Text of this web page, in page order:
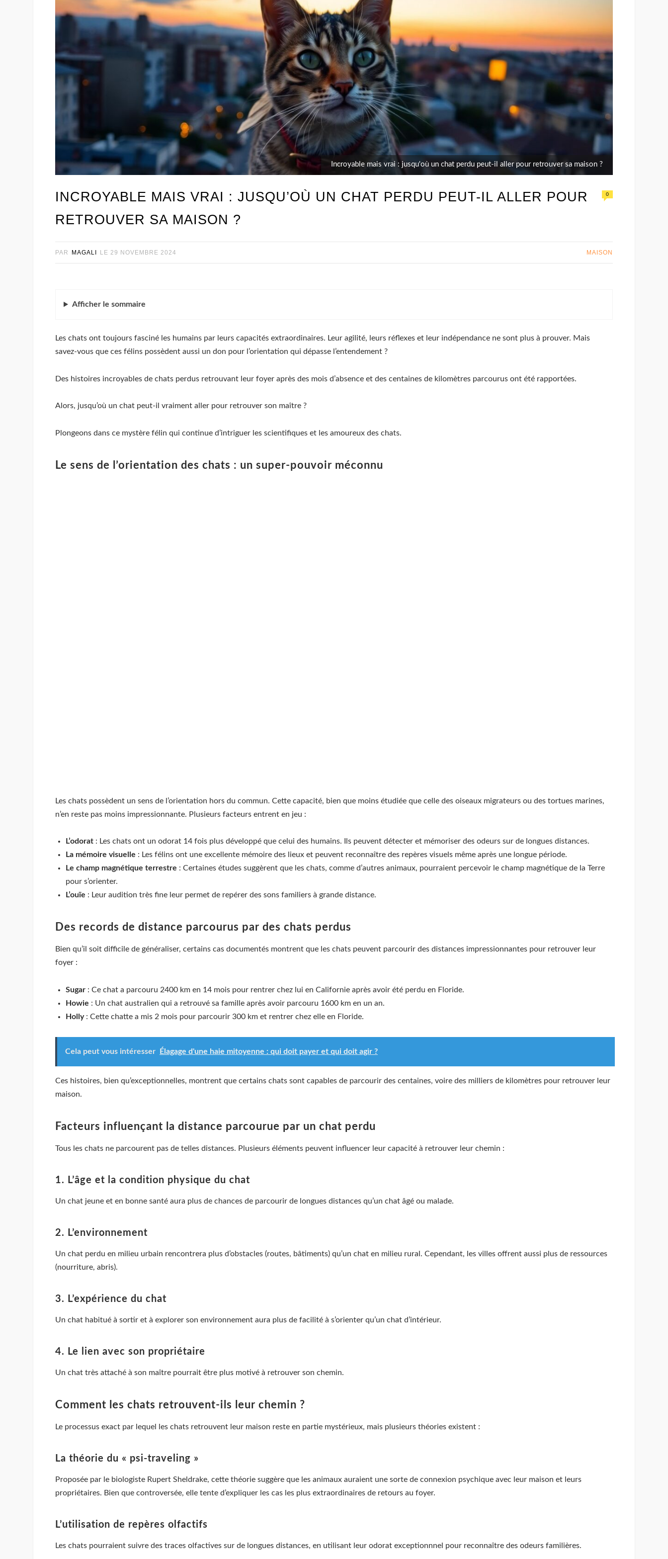
Incroyable mais vrai : jusqu'où un chat perdu peut-il aller pour retrouver sa maison ?
INCROYABLE MAIS VRAI : JUSQU’OÙ UN CHAT PERDU PEUT-IL ALLER POUR
RETROUVER SA MAISON ?
0
PAR MAGALI LE 29 NOVEMBRE 2024 MAISON
Afficher le sommaire
Les chats ont toujours fasciné les humains par leurs capacités extraordinaires. Leur agilité, leurs réflexes et leur indépendance ne sont plus à prouver. Mais
savez-vous que ces félins possèdent aussi un don pour l’orientation qui dépasse l’entendement ?
Des histoires incroyables de chats perdus retrouvant leur foyer après des mois d’absence et des centaines de kilomètres parcourus ont été rapportées.
Alors, jusqu’où un chat peut-il vraiment aller pour retrouver son maître ?
Plongeons dans ce mystère félin qui continue d’intriguer les scientifiques et les amoureux des chats.
Le sens de l’orientation des chats : un super-pouvoir méconnu
Les chats possèdent un sens de l’orientation hors du commun. Cette capacité, bien que moins étudiée que celle des oiseaux migrateurs ou des tortues marines,
n’en reste pas moins impressionnante. Plusieurs facteurs entrent en jeu :
L’odorat : Les chats ont un odorat 14 fois plus développé que celui des humains. Ils peuvent détecter et mémoriser des odeurs sur de longues distances.
La mémoire visuelle : Les félins ont une excellente mémoire des lieux et peuvent reconnaître des repères visuels même après une longue période.
Le champ magnétique terrestre : Certaines études suggèrent que les chats, comme d’autres animaux, pourraient percevoir le champ magnétique de la Terre
pour s’orienter.
L’ouïe : Leur audition très fine leur permet de repérer des sons familiers à grande distance.
Des records de distance parcourus par des chats perdus
Bien qu’il soit difficile de généraliser, certains cas documentés montrent que les chats peuvent parcourir des distances impressionnantes pour retrouver leur
foyer :
Sugar : Ce chat a parcouru 2400 km en 14 mois pour rentrer chez lui en Californie après avoir été perdu en Floride.
Howie : Un chat australien qui a retrouvé sa famille après avoir parcouru 1600 km en un an.
Holly: Cette chatte a mis 2 mois pour parcourir 300 km et rentrer chez elle en Floride.
Cela peut vous intéresser Élagage d'une haie mitoyenne : qui doit payer et qui doit agir ?
Ces histoires, bien qu’exceptionnelles, montrent que certains chats sont capables de parcourir des centaines, voire des milliers de kilomètres pour retrouver leur
maison.
Facteurs influençant la distance parcourue par un chat perdu
Tous les chats ne parcourent pas de telles distances. Plusieurs éléments peuvent influencer leur capacité à retrouver leur chemin :
1. L’âge et la condition physique du chat
Un chat jeune et en bonne santé aura plus de chances de parcourir de longues distances qu’un chat âgé ou malade.
2. L’environnement
Un chat perdu en milieu urbain rencontrera plus d’obstacles (routes, bâtiments) qu’un chat en milieu rural. Cependant, les villes offrent aussi plus de ressources
(nourriture, abris).
3. L’expérience du chat
Un chat habitué à sortir et à explorer son environnement aura plus de facilité à s’orienter qu’un chat d’intérieur.
4. Le lien avec son propriétaire
Un chat très attaché à son maître pourrait être plus motivé à retrouver son chemin.
Comment les chats retrouvent-ils leur chemin ?
Le processus exact par lequel les chats retrouvent leur maison reste en partie mystérieux, mais plusieurs théories existent :
La théorie du « psi-traveling »
Proposée par le biologiste Rupert Sheldrake, cette théorie suggère que les animaux auraient une sorte de connexion psychique avec leur maison et leurs
propriétaires. Bien que controversée, elle tente d’expliquer les cas les plus extraordinaires de retours au foyer.
L’utilisation de repères olfactifs
Les chats pourraient suivre des traces olfactives sur de longues distances, en utilisant leur odorat exceptionnnel pour reconnaître des odeurs familières.